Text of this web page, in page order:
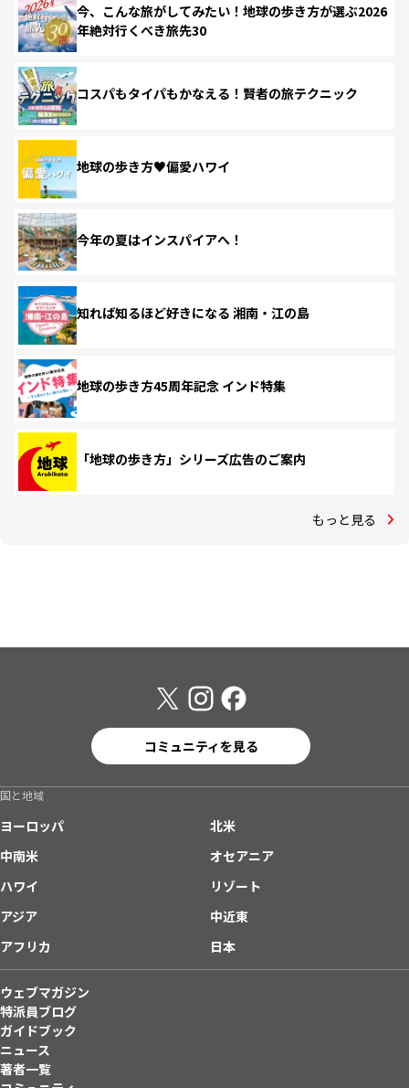
今、こんな旅がしてみたい！地球の歩き方が選ぶ2026
年絶対行くべき旅先30
コスパもタイパもかなえる！賢者の旅テクニック
地球の歩き方♥偏愛ハワイ
今年の夏はインスパイアへ！
知れば知るほど好きになる 湘南・江の島
地球の歩き方45周年記念 インド特集
「地球の歩き方」シリーズ広告のご案内
もっと見る
コミュニティを見る
国と地域
ヨーロッパ
北米
中南米
オセアニア
ハワイ
リゾート
アジア
中近東
アフリカ
日本
ウェブマガジン
特派員ブログ
ガイドブック
ニュース
著者一覧